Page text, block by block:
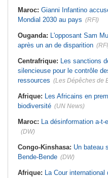
Maroc: Gianni Infantino
Mondial 2030 au pays (RFI)
Ouganda: L'opposant Sam
après un an de disparition
Centrafrique: Les sanctions
silencieuse pour le contrôle
ressources (Les Dépêches de
Afrique: Les Africains en
biodiversité (UN News)
Maroc: La désinformation a-
(DW)
Congo-Kinshasa: Un bateau
Bende-Bende (DW)
Afrique: La Cour